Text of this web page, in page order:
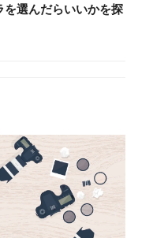
を選んだらいいかを探